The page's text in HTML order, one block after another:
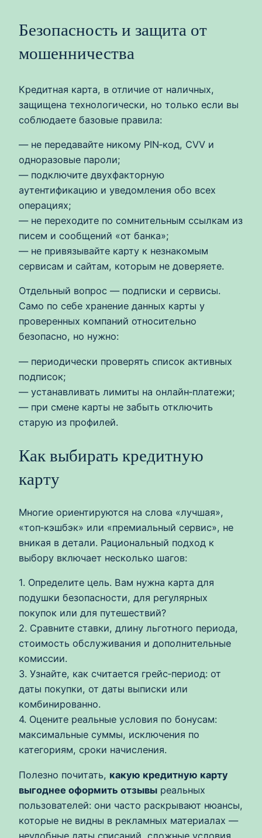
Безопасность и защита от
мошенничества
Кредитная карта, в отличие от наличных,
защищена технологически, но только если вы
соблюдаете базовые правила:
— не передавайте никому PIN‑код, CVV и
одноразовые пароли;
— подключите двухфакторную
аутентификацию и уведомления обо всех
операциях;
— не переходите по сомнительным ссылкам из
писем и сообщений «от банка»;
— не привязывайте карту к незнакомым
сервисам и сайтам, которым не доверяете.
Отдельный вопрос — подписки и сервисы.
Само по себе хранение данных карты у
проверенных компаний относительно
безопасно, но нужно:
— периодически проверять список активных
подписок;
— устанавливать лимиты на онлайн‑платежи;
— при смене карты не забыть отключить
старую из профилей.
Как выбирать кредитную
карту
Многие ориентируются на слова «лучшая»,
«топ‑кэшбэк» или «премиальный сервис», не
вникая в детали. Рациональный подход к
выбору включает несколько шагов:
1. Определите цель. Вам нужна карта для
подушки безопасности, для регулярных
покупок или для путешествий?
2. Сравните ставки, длину льготного периода,
стоимость обслуживания и дополнительные
комиссии.
3. Узнайте, как считается грейс‑период: от
даты покупки, от даты выписки или
комбинированно.
4. Оцените реальные условия по бонусам:
максимальные суммы, исключения по
категориям, сроки начисления.
Полезно почитать, какую кредитную карту
выгоднее оформить отзывы реальных
пользователей: они часто раскрывают нюансы,
которые не видны в рекламных материалах —
неудобные даты списаний, сложные условия